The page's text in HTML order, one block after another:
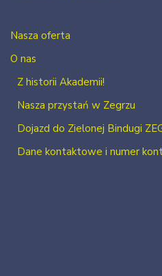
Nasza oferta
O nas
Z historii Akademii!
Nasza przystań w Zegrzu
Dojazd do Zielonej Bindugi
Dane kontaktowe i numer